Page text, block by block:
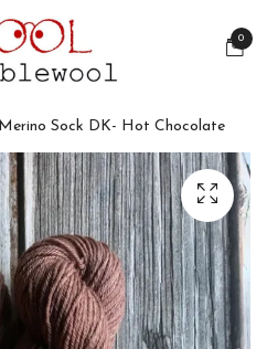
0
Merino Sock DK- Hot Chocolate